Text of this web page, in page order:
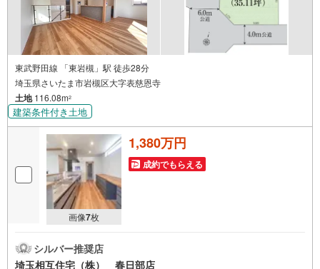
東武野田線 「東岩槻」駅 徒歩28分
埼玉県さいたま市岩槻区大字表慈恩寺
土地116.08m2
建築条件付き土地
画像7枚
1,380万円
成約でもらえる
シルバー推奨店
埼玉相互住宅（株） 春日部店